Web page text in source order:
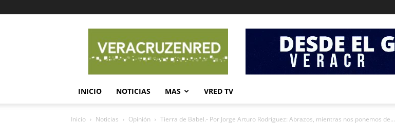
en
Red
INICIO NOTICIAS MAS VRED TV
Inicio Noticias Opinión Tierra de Babel.- Por Jorge Arturo Rodríguez: Abrazos, mientras nos ponemos de...